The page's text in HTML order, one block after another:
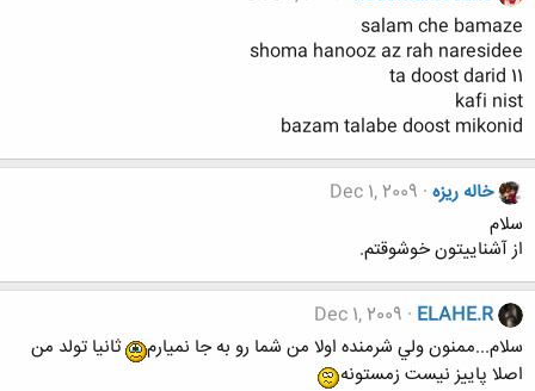
salam che bamaze
shoma hanooz az rah naresidee
11 ta doost darid
kafi nist
bazam talabe doost mikonid
خاله ریزه Dec 1, 2009
سلام
از آشناييتون خوشوقتم.
ELAHE.R
Dec 1, 2009
سلام...ممنون ولي شرمنده اولا من شما رو به جا نميارم
ثانيا تولد من
اصلا پاييز نيست زمستونه